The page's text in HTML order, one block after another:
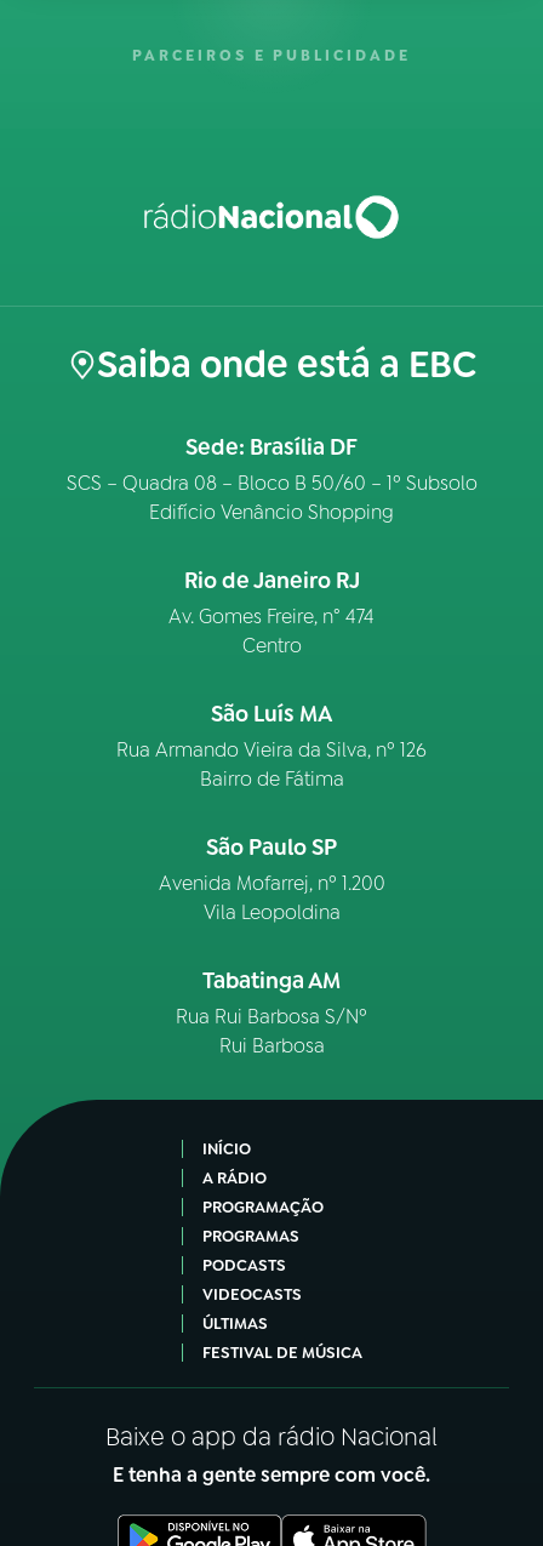
PARCEIROS E PUBLICIDADE
Saiba onde está a EBC
Sede: Brasília DF
SCS – Quadra 08 – Bloco B 50/60 – 1º Subsolo
Edifício Venâncio Shopping
Rio de Janeiro RJ
Av. Gomes Freire, n° 474
Centro
São Luís MA
Rua Armando Vieira da Silva, nº 126
Bairro de Fátima
São Paulo SP
Avenida Mofarrej, nº 1.200
Vila Leopoldina
Tabatinga AM
Rua Rui Barbosa S/Nº
Rui Barbosa
INÍCIO
A RÁDIO
PROGRAMAÇÃO
PROGRAMAS
PODCASTS
VIDEOCASTS
ÚLTIMAS
FESTIVAL DE MÚSICA
Baixe o app da rádio Nacional
E tenha a gente sempre com você.